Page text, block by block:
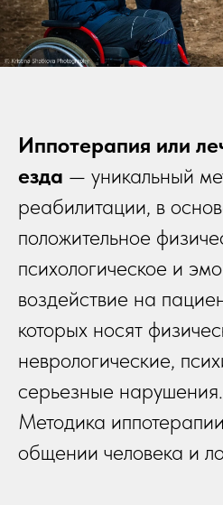
Иппотерапия или
езда — уникальный
реабилитации, в
положительное
психологическое и
воздействие на
которых носят
неврологические,
серьезные нарушения.
Методика
общении человека и